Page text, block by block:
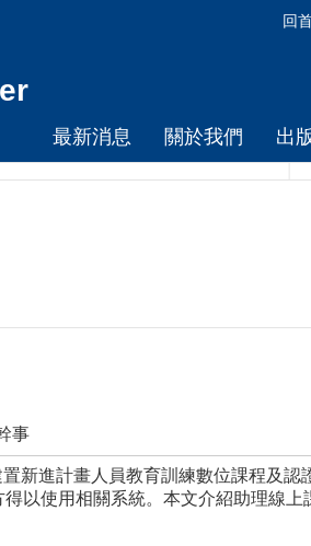
回
最新消息 關於我們 出
事
新進計畫人員教育訓練數位課程及
以使用相關系統。本文介紹助理線上